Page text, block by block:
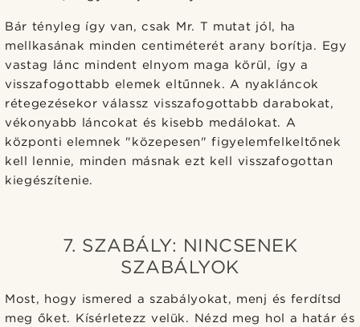
Bár tényleg így van, csak Mr. T mutat jól, ha
mellkasának minden centiméterét arany borítja. Egy
vastag lánc mindent elnyom maga körül, így a
visszafogottabb elemek eltűnnek. A nyakláncok
rétegezésekor válassz visszafogottabb darabokat,
vékonyabb láncokat és kisebb medálokat. A
központi elemnek "közepesen" figyelemfelkeltőnek
kell lennie, minden másnak ezt kell visszafogottan
kiegészítenie.
7. SZABÁLY: NINCSENEK
SZABÁLYOK
Most, hogy ismered a szabályokat, menj és ferdítsd
meg őket. Kísérletezz velük. Nézd meg hol a határ és